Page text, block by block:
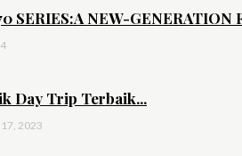
SERIES:A NEW-GENERATION
Day Trip Terbaik...
2023